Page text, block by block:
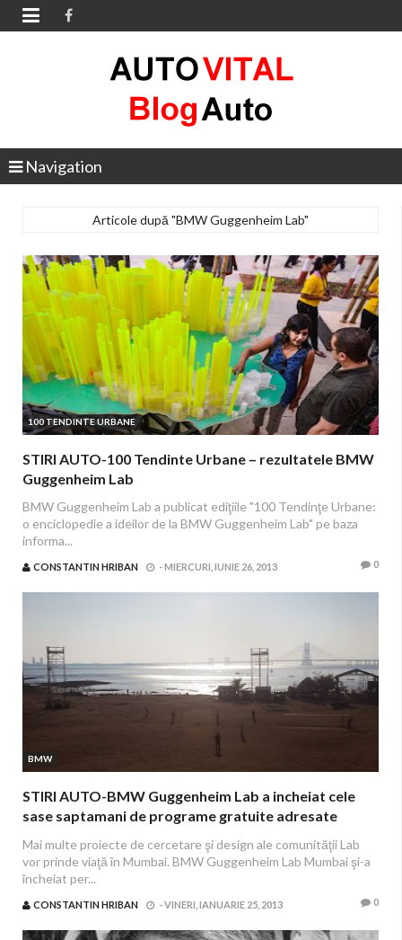

Navigation
Articole după "BMW Guggenheim Lab"
100 TENDINTE URBANE
STIRI AUTO-100 Tendinte Urbane – rezultatele BMW
Guggenheim Lab
BMW Guggenheim Lab a publicat ediţiile "100 Tendinţe Urbane:
o enciclopedie a ideilor de la BMW Guggenheim Lab" pe baza
informa...
CONSTANTIN HRIBAN -MIERCURI, IUNIE 26, 2013 0
BMW
STIRI AUTO-BMW Guggenheim Lab a incheiat cele
sase saptamani de programe gratuite adresate
Mai multe proiecte de cercetare şi design ale comunităţii Lab
vor prinde viaţă în Mumbai. BMW Guggenheim Lab Mumbai şi-a
încheiat per...
CONSTANTIN HRIBAN -VINERI, IANUARIE 25, 2013 0